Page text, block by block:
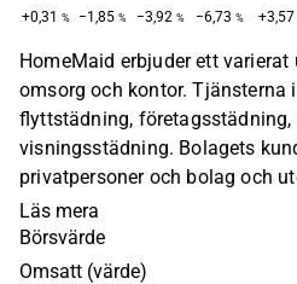
+0,31 % −1,85 % −3,92 % −6,73 % +3,57
HomeMaid erbjuder ett
omsorg och kontor. Tjänsterna
flyttstädning,
visningsstädning. Bolagets
privatpersoner och bolag och
med ett flertal omsorgsbolag
har sitt huvudkontor i Halmstad.
Läs mera
Börsvärde
Omsatt (värde)